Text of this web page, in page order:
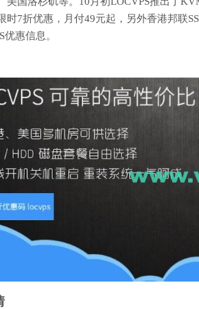
时7折优惠，月付49元起，另外香港邦联
优惠信息。